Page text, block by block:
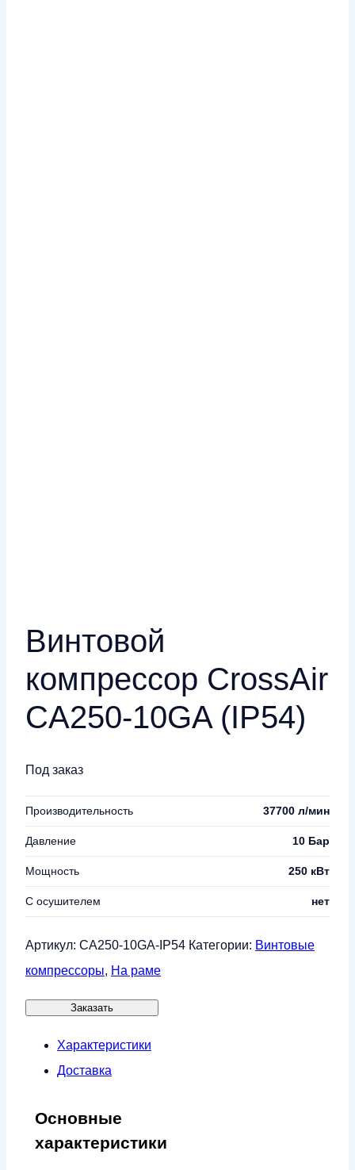
Винтовой
компрессор CrossAir
CA250-10GA (IP54)
Под заказ
Производительность 37700 л/мин
Давление 10 Бар
Мощность 250 кВт
С осушителем нет
Артикул: CA250-10GA-IP54 Категории: Винтовые
компрессоры, На раме
Заказать
Характеристики
Доставка
Основные
характеристики